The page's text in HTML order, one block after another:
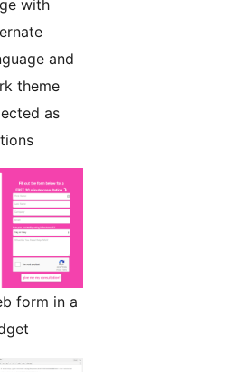
with
and
theme
as
form in a